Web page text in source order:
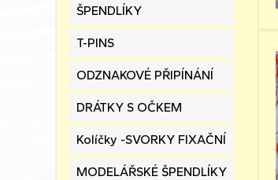
ŠPENDLÍKY
T-PINS
ODZNAKOVÉ PŘIPÍNÁNÍ
DRÁTKY S OČKEM
Kolíčky -SVORKY FIXAČNÍ
MODELÁŘSKÉ ŠPENDLÍKY